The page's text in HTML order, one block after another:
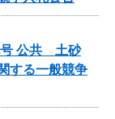
号 公共 土砂
する一般競争